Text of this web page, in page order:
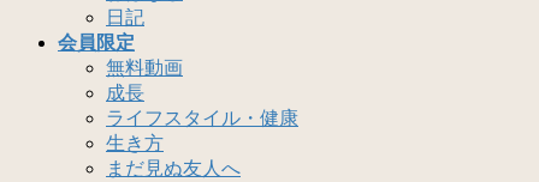
日記
会員限定
無料動画
成長
ライフスタイル・健康
生き方
まだ見ぬ友人へ